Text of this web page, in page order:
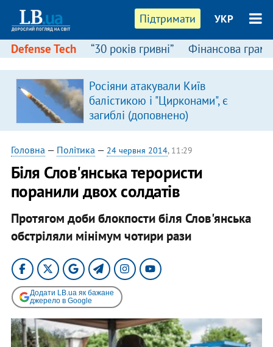
Підтримати УКР
Defense Tech “30 років гривні” Фінансова
Росіяни атакували Київ
балістикою і "Цирконами", є
загиблі (доповнено)
Головна — Політика — 24 червня 2014, 11:29
Біля Слов'янська терористи
поранили двох солдатів
Протягом доби блокпости біля Слов'янська
обстріляли мінімум чотири рази
Додати LB.ua як бажане
джерело в Google